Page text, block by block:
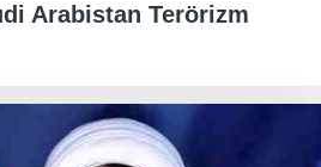
Arabistan Terörizm